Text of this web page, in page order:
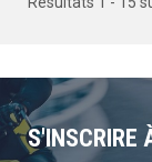
S'INSCRIRE